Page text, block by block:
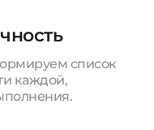
список
каждой,